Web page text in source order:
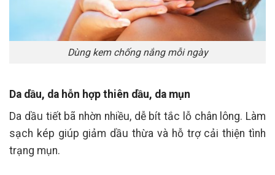
Dùng kem chống nắng mỗi ngày
Da dầu, da hỗn hợp thiên dầu, da mụn
Da dầu tiết bã nhờn nhiều, dễ bít tắc lỗ chân lông. Làm
sạch kép giúp giảm dầu thừa và hỗ trợ cải thiện tình
trạng mụn.